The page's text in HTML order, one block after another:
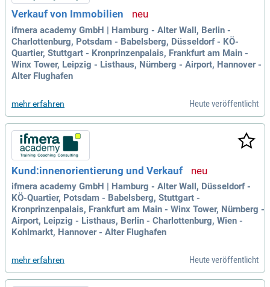
Verkauf von Immobilien
ifmera academy GmbH | Hamburg - Alter Wall, Berlin -
Charlottenburg, Potsdam - Babelsberg, Düsseldorf - KÖ-
Quartier, Stuttgart - Kronprinzenpalais, Frankfurt am Main -
Winx Tower, Leipzig - Listhaus, Nürnberg - Airport, Hannover -
Alter Flughafen
mehr erfahren Heute veröffentlicht
Kund:innenorientierung und Verkauf
ifmera academy GmbH | Hamburg - Alter Wall, Düsseldorf -
KÖ-Quartier, Potsdam - Babelsberg, Stuttgart -
Kronprinzenpalais, Frankfurt am Main - Winx Tower, Nürnberg -
Airport, Leipzig - Listhaus, Berlin - Charlottenburg, Wien -
Kohlmarkt, Hannover - Alter Flughafen
mehr erfahren Heute veröffentlicht